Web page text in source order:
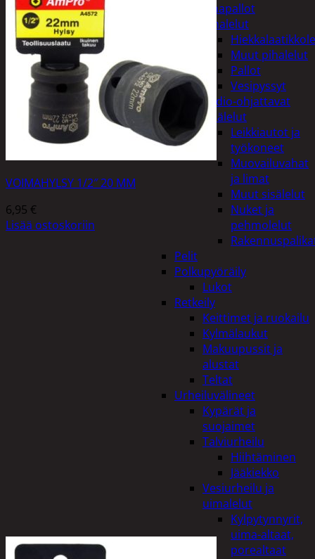
Ilmapallot
Pihalelut
Muut pihalelut
Pallot
Vesipyssyt
Radio-ohjattavat
Sisälelut
Leikkiautot ja
työkoneet
Muovailuvahat
ja limat
Muut sisälelut
Nuket ja
pehmolelut
Pelit
Polkupyöräily
Lukot
Retkeily
Keittimet ja ruokailu
Kylmälaukut
Makuupussit ja
alustat
Teltat
Urheiluvälineet
Kypärät ja
suojaimet
Talviurheilu
Hiihtäminen
Jääkiekko
Vesiurheilu ja
uimalelut
Kylpytynnyrit,
uima-altaat,
porealtaat
VOIMAHYLSY 1/2″ 20 MM
6,95 €
Lisää ostoskoriin